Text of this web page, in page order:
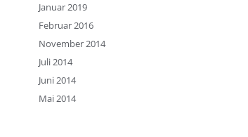
Januar 2019
Februar 2016
November 2014
Juli 2014
Juni 2014
Mai 2014